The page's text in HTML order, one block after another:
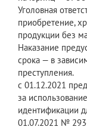
Уголовная
приобретение,
продукции без
Наказание
срока — в
преступления.
с 01.12.2021
за
идентификации
01.07.2021 №